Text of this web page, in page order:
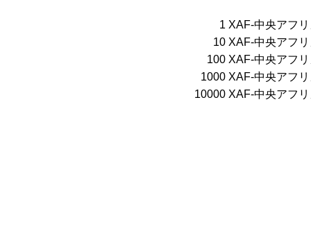
1 XAF-中央アフ
10 XAF-中央アフ
100 XAF-中央アフ
1000 XAF-中央アフ
10000 XAF-中央アフ